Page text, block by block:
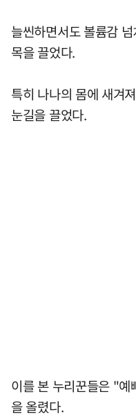
늘씬하면서도 볼륨감
목을 끌었다.
특히 나나의 몸에 새겨
눈길을 끌었다.
이를 본 누리꾼들은 "
을 올렸다.